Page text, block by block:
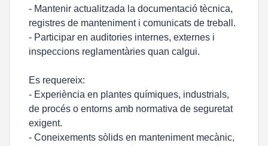
- Mantenir actualitzada la documentació tècnica,
registres de manteniment i comunicats de treball.
- Participar en auditories internes, externes i
inspeccions reglamentàries quan calgui.
Es requereix:
- Experiència en plantes químiques, industrials,
de procés o entorns amb normativa de seguretat
exigent.
- Coneixements sòlids en manteniment mecànic,